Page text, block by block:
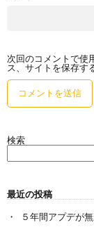
次回のコメントで使
ス、サイトを保存す
検索
最近の投稿
５年間アプデが